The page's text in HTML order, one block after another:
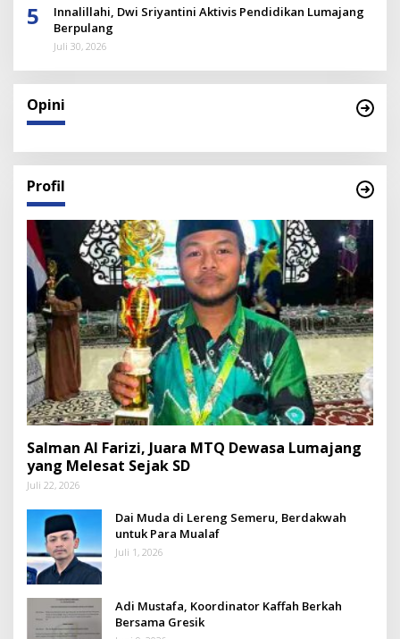
5
Innalillahi, Dwi Sriyantini Aktivis Pendidikan Lumajang
Berpulang
Juli 30, 2026
Opini
Profil
Salman Al Farizi, Juara MTQ Dewasa Lumajang
yang Melesat Sejak SD
Juli 22, 2026
Dai Muda di Lereng Semeru, Berdakwah
untuk Para Mualaf
Juli 1, 2026
Adi Mustafa, Koordinator Kaffah Berkah
Bersama Gresik